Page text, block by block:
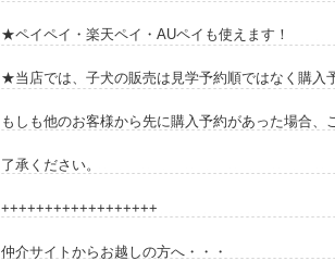
★ペイペイ・楽天ペイ・AUペイも使えます！
★当店では、子犬の販売は見学予約順ではなく購入
もしも他のお客様から先に購入予約があった場合
了承ください。
++++++++++++++++++
仲介サイトからお越しの方へ・・・